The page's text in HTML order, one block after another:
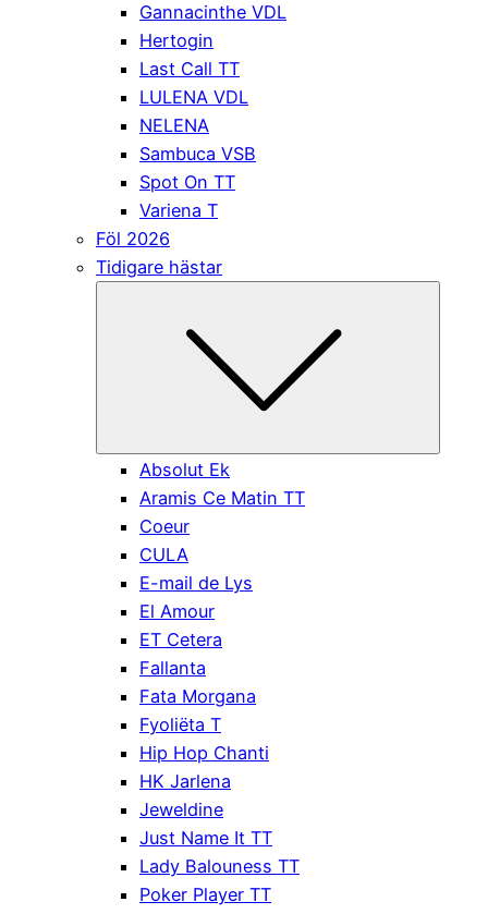
Gannacinthe VDL
Hertogin
Last Call TT
LULENA VDL
NELENA
Sambuca VSB
Spot On TT
Variena T
Föl 2026
Tidigare hästar
Absolut Ek
Aramis Ce Matin TT
Coeur
CULA
E-mail de Lys
El Amour
ET Cetera
Fallanta
Fata Morgana
Fyoliëta T
Hip Hop Chanti
HK Jarlena
Jeweldine
Just Name It TT
Lady Balouness TT
Poker Player TT